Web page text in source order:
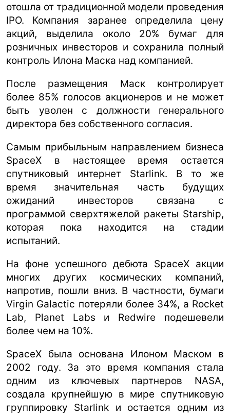
отошла от традиционной модели проведения
IPO. Компания заранее определила цену
акций, выделила около 20% бумаг для
розничных инвесторов и сохранила полный
контроль Илона Маска над компанией.
После размещения Маск контролирует
более 85% голосов акционеров и не может
быть уволен с должности генерального
директора без собственного согласия.
Самым прибыльным направлением бизнеса
SpaceX в настоящее время остается
спутниковый интернет Starlink. В то же
время значительная часть будущих
ожиданий инвесторов связана с
программой сверхтяжелой ракеты Starship,
которая пока находится на стадии
испытаний.
На фоне успешного дебюта SpaceX акции
многих других космических компаний,
напротив, пошли вниз. В частности, бумаги
Virgin Galactic потеряли более 34%, а Rocket
Lab, Planet Labs и Redwire подешевели
более чем на 10%.
SpaceX была основана Илоном Маском в
2002 году. За это время компания стала
одним из ключевых партнеров NASA,
создала крупнейшую в мире спутниковую
группировку Starlink и остается одним из